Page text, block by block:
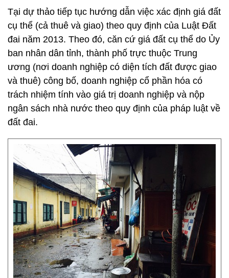
Tại dự thảo tiếp tục hướng dẫn việc xác định giá đất
cụ thể (cả thuê và giao) theo quy định của Luật Đất
đai năm 2013. Theo đó, căn cứ giá đất cụ thể do Ủy
ban nhân dân tỉnh, thành phố trực thuộc Trung
ương (nơi doanh nghiệp có diện tích đất được giao
và thuê) công bố, doanh nghiệp cổ phần hóa có
trách nhiệm tính vào giá trị doanh nghiệp và nộp
ngân sách nhà nước theo quy định của pháp luật về
đất đai.